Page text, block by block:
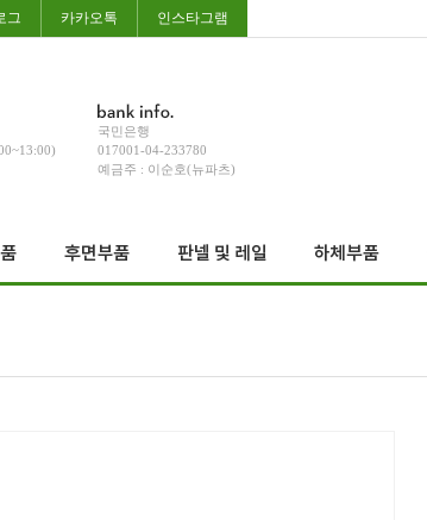
그 카카오톡 인스타그램
국민은행
017001-04-233780
예금주 : 이순호(뉴파츠)